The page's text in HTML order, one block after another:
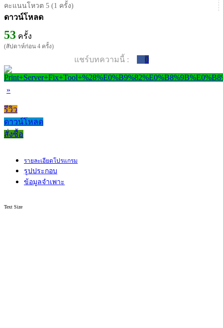
คะแนนโหวต 5 (1 ครั้ง)
ดาวน์โหลด
53 ครั้ง
(สัปดาห์ก่อน 4 ครั้ง)
แชร์บทความนี้ : 0
»
รีวิว
ดาวน์โหลด
สั่งซื้อ
รายละเอียดโปรแกรม
รูปประกอบ
ข้อมูลจำเพาะ
Text Size